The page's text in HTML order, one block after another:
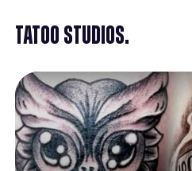
Tatoo Studios.